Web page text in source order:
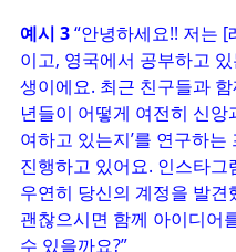
예시 3 “안녕하세요!! 저는 [
이고, 영국에서 공부하고
생이에요. 최근 친구들과 함
년들이 어떻게 여전히 신앙
여하고 있는지’를 연구하는
진행하고 있어요. 인스타그
우연히 당신의 계정을 발견
괜찮으시면 함께 아이디어
수 있을까요?”